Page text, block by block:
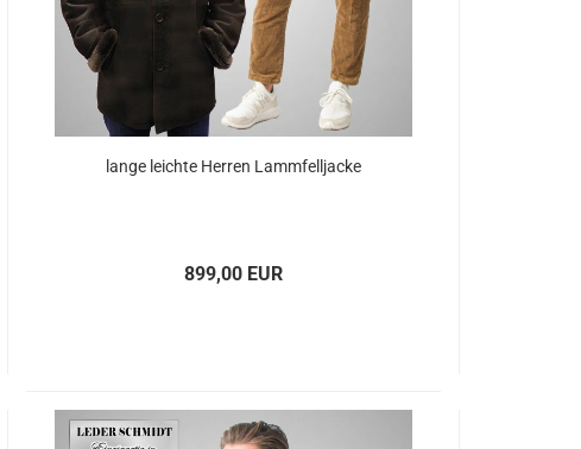
lange leich­te Her­ren Lamm­fell­ja­cke
899,00 EUR